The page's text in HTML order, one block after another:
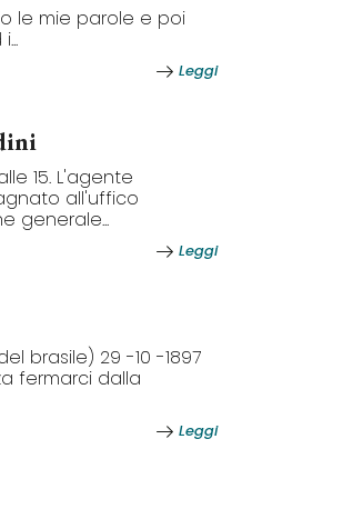
le mie parole e poi
Leggi
15. L'agente
all'uffico
generale...
Leggi
brasile) 29 -10 -1897
fermarci dalla
Leggi